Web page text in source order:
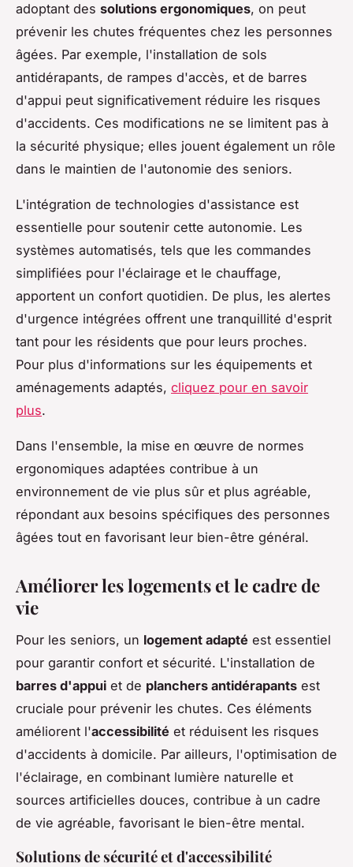
adoptant des solutions ergonomiques, on peut
prévenir les chutes fréquentes chez les personnes
âgées. Par exemple, l'installation de sols
antidérapants, de rampes d'accès, et de barres
d'appui peut significativement réduire les risques
d'accidents. Ces modifications ne se limitent pas à
la sécurité physique; elles jouent également un rôle
dans le maintien de l'autonomie des seniors.
L'intégration de technologies d'assistance est
essentielle pour soutenir cette autonomie. Les
systèmes automatisés, tels que les commandes
simplifiées pour l'éclairage et le chauffage,
apportent un confort quotidien. De plus, les alertes
d'urgence intégrées offrent une tranquillité d'esprit
tant pour les résidents que pour leurs proches.
Pour plus d'informations sur les équipements et
aménagements adaptés, cliquez pour en savoir
plus.
Dans l'ensemble, la mise en œuvre de normes
ergonomiques adaptées contribue à un
environnement de vie plus sûr et plus agréable,
répondant aux besoins spécifiques des personnes
âgées tout en favorisant leur bien-être général.
Améliorer les logements et le cadre de
vie
Pour les seniors, un logement adapté est essentiel
pour garantir confort et sécurité. L'installation de
barres d'appui et de planchers antidérapants est
cruciale pour prévenir les chutes. Ces éléments
améliorent l'accessibilité et réduisent les risques
d'accidents à domicile. Par ailleurs, l'optimisation de
l'éclairage, en combinant lumière naturelle et
sources artificielles douces, contribue à un cadre
de vie agréable, favorisant le bien-être mental.
Solutions de sécurité et d'accessibilité